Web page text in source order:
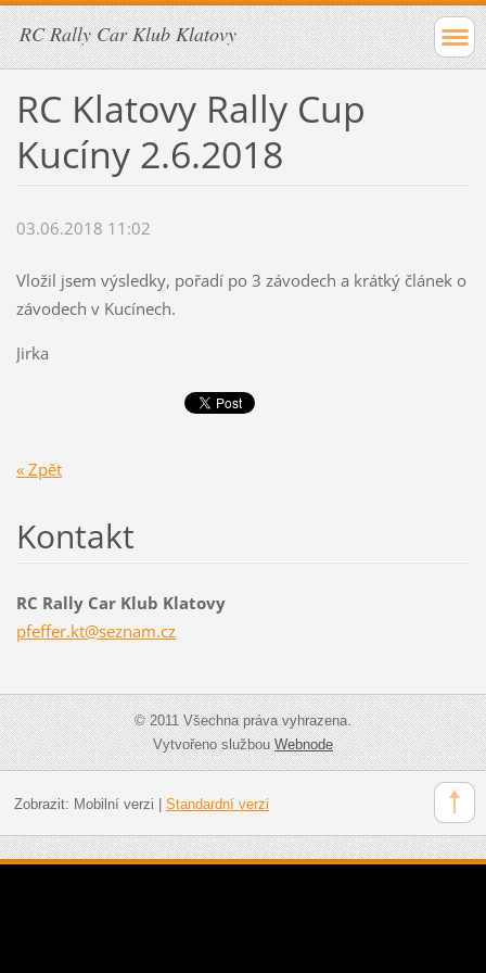
RC Rally Car Klub Klatovy
RC Klatovy Rally Cup
Kucíny 2.6.2018
03.06.2018 11:02
Vložil jsem výsledky, pořadí po 3 závodech a krátký článek o
závodech v Kucínech.
Jirka
« Zpět
Kontakt
RC Rally Car Klub Klatovy
pfeffer.kt@seznam.cz
© 2011 Všechna práva vyhrazena.
Vytvořeno službouWebnode
Zobrazit: Mobilní verzi Standardní verzi